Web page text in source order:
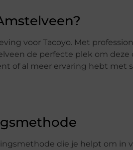
voor Tacoyo. Met
de perfecte plek om
of al meer ervaring hebt met
die je helpt om in